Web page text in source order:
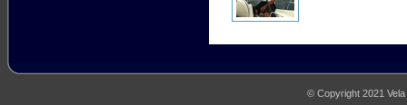
© Copyright 2021